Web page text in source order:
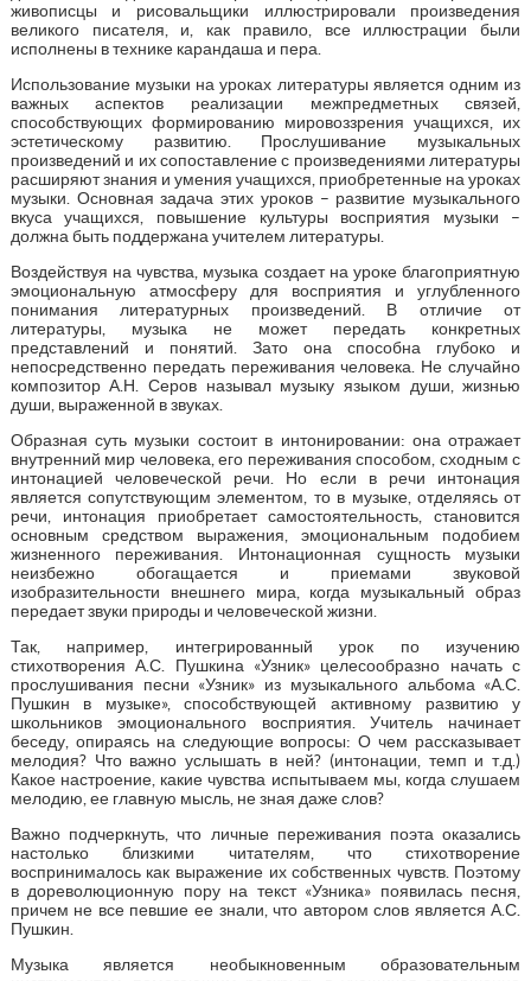
живописцы и рисовальщики иллюстрировали произведения
великого писателя, и, как правило, все иллюстрации были
исполнены в технике карандаша и пера.
Использование музыки на уроках литературы является одним из
важных аспектов реализации межпредметных связей,
способствующих формированию мировоззрения учащихся, их
эстетическому развитию. Прослушивание музыкальных
произведений и их сопоставление с произведениями литературы
расширяют знания и умения учащихся, приобретенные на уроках
музыки. Основная задача этих уроков – развитие музыкального
вкуса учащихся, повышение культуры восприятия музыки –
должна быть поддержана учителем литературы.
Воздействуя на чувства, музыка создает на уроке благоприятную
эмоциональную атмосферу для восприятия и углубленного
понимания литературных произведений. В отличие от
литературы, музыка не может передать конкретных
представлений и понятий. Зато она способна глубоко и
непосредственно передать переживания человека. Не случайно
композитор А.Н. Серов называл музыку языком души, жизнью
души, выраженной в звуках.
Образная суть музыки состоит в интонировании: она отражает
внутренний мир человека, его переживания способом, сходным с
интонацией человеческой речи. Но если в речи интонация
является сопутствующим элементом, то в музыке, отделяясь от
речи, интонация приобретает самостоятельность, становится
основным средством выражения, эмоциональным подобием
жизненного переживания. Интонационная сущность музыки
неизбежно обогащается и приемами звуковой
изобразительности внешнего мира, когда музыкальный образ
передает звуки природы и человеческой жизни.
Так, например, интегрированный урок по изучению
стихотворения А.С. Пушкина «Узник» целесообразно начать с
прослушивания песни «Узник» из музыкального альбома «А.С.
Пушкин в музыке», способствующей активному развитию у
школьников эмоционального восприятия. Учитель начинает
беседу, опираясь на следующие вопросы: О чем рассказывает
мелодия? Что важно услышать в ней? (интонации, темп и т.д.)
Какое настроение, какие чувства испытываем мы, когда слушаем
мелодию, ее главную мысль, не зная даже слов?
Важно подчеркнуть, что личные переживания поэта оказались
настолько близкими читателям, что стихотворение
воспринималось как выражение их собственных чувств. Поэтому
в дореволюционную пору на текст «Узника» появилась песня,
причем не все певшие ее знали, что автором слов является А.С.
Пушкин.
Музыка является необыкновенным образовательным